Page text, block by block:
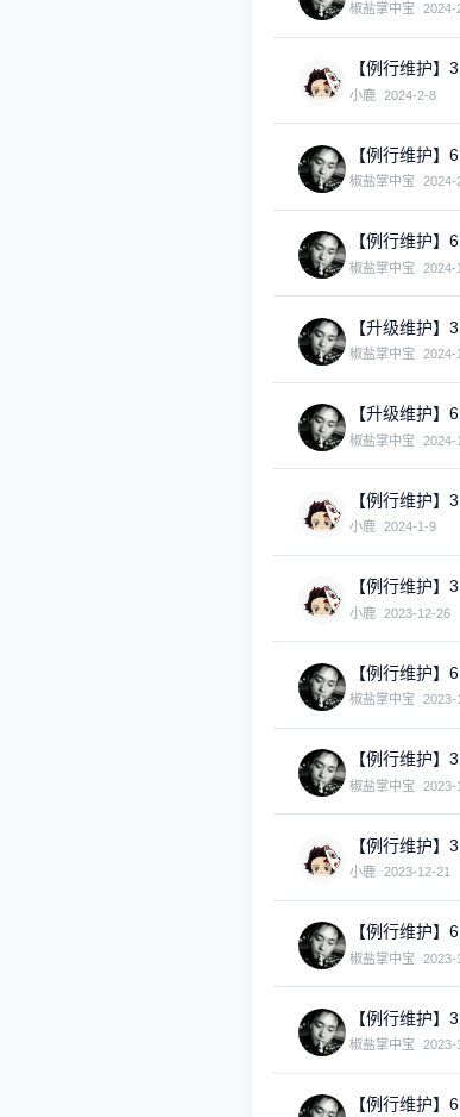
椒盐掌中宝
2024-
【例行维护
小鹿 2024-2-8
【例行维护
椒盐掌中宝
2024-
【例行维护
椒盐掌中宝
2024-
【升级维护
椒盐掌中宝
2024-
【升级维护
椒盐掌中宝
2024-
【例行维护
小鹿 2024-1-9
【例行维护
小鹿 2023-12-26
【例行维护
椒盐掌中宝
2023-
【例行维护
椒盐掌中宝
2023-
【例行维护
小鹿 2023-12-21
【例行维护
椒盐掌中宝
2023-
【例行维护
椒盐掌中宝
2023-
【例行维护